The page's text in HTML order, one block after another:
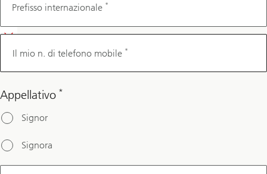
telefono
Prefisso internazionale *
Il mio n. di telefono mobile *
Appellativo *
Signor
Signora